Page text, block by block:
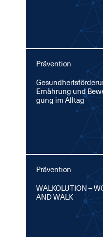
Prävention
Er­näh­rung und
gung im All­tag
Prävention
WAL­KO­LU­TI­ON –
AND WALK